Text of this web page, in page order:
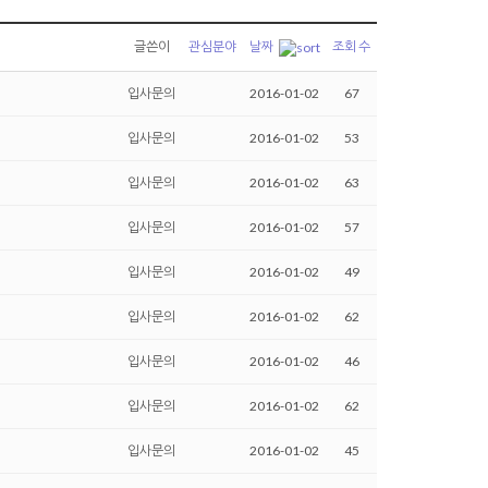
글쓴이 관심분야 날짜 조회 수
입사문의 2016-01-02 67
입사문의 2016-01-02 53
입사문의 2016-01-02 63
입사문의 2016-01-02 57
입사문의 2016-01-02 49
입사문의 2016-01-02 62
입사문의 2016-01-02 46
입사문의 2016-01-02 62
입사문의 2016-01-02 45